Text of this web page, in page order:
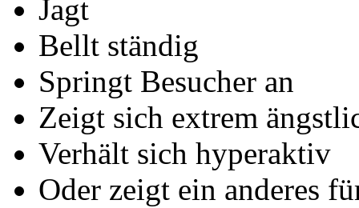
Jagt
Bellt ständig
Springt Besucher an
Zeigt sich extrem
Verhält sich hyperaktiv
Oder zeigt ein anderes